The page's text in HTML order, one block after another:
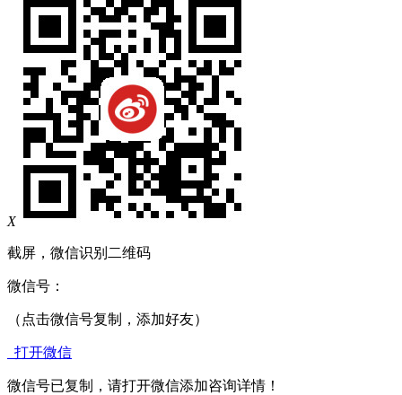
X
截屏，微信识别二维码
微信号：
（点击微信号复制，添加好友）
打开微信
微信号已复制，请打开微信添加咨询详情！